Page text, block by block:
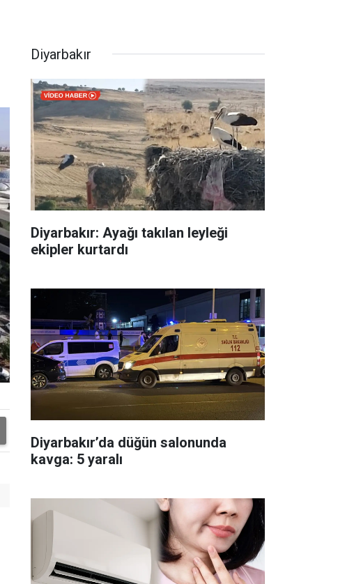
Diyarbakır
Diyarbakır: Ayağı takılan leyleği
ekipler kurtardı
Diyarbakır’da düğün salonunda
kavga: 5 yaralı